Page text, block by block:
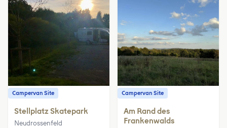
Campervan Site
Stellplatz Skatepark
Neudrossenfeld
Campervan Site
Am Rand des
Frankenwalds